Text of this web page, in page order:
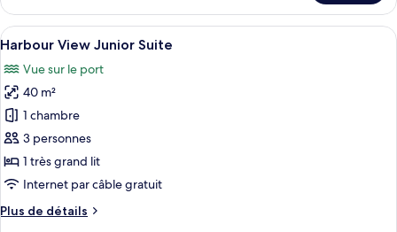
vue
port
le
type
de
Chambre
Deluxe,
vue
port
Afficher
toutes
les
photos
pour
ce
type
de
chambre :
Harbour
Un grand lit avec du linge de lit
4
Harbour View Junior Suite
Vue sur le port
40 m²
1 chambre
3 personnes
1 très grand lit
Internet par câble gratuit
Plus de détails
Plus